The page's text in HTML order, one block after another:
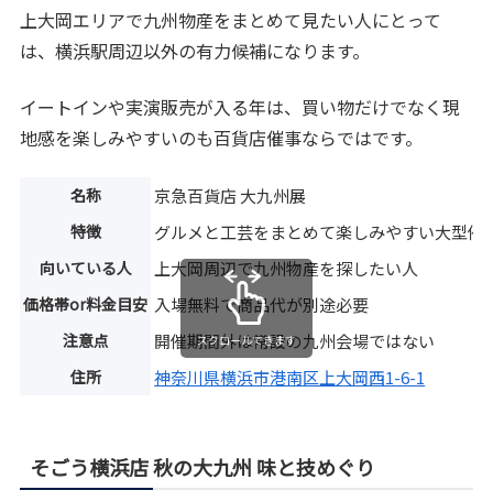
上大岡エリアで九州物産をまとめて見たい人にとって
は、横浜駅周辺以外の有力候補になります。
イートインや実演販売が入る年は、買い物だけでなく現
地感を楽しみやすいのも百貨店催事ならではです。
名称 京急百貨店 大九州展
特徴 グルメと工芸をまとめて楽しみやすい大型催
向いている人 上大岡周辺で九州物産を探したい人
価格帯or料金目安 入場無料で商品代が別途必要
注意点 開催期間外は常設の九州会場ではない
住所 神奈川県横浜市港南区上大岡西1-6-1
スクロールできます
そごう横浜店 秋の大九州 味と技めぐり